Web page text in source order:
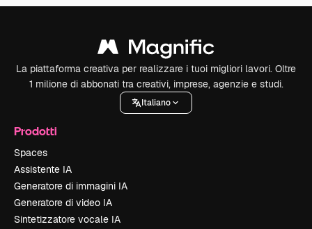
La piattaforma creativa per realizzare i tuoi migliori lavori. Oltre
1 milione di abbonati tra creativi, imprese, agenzie e studi.
Italiano
Prodotti
Spaces
Assistente IA
Generatore di immagini IA
Generatore di video IA
Sintetizzatore vocale IA